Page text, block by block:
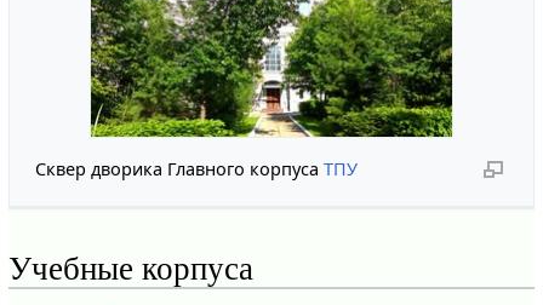
Сквер дворика Главного корпусаТПУ
Учебные корпуса